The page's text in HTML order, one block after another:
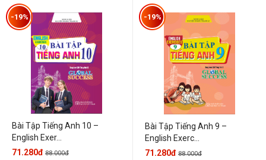
Bài Tập Tiếng Anh 10 –
English Exer...
-19%
71.280đ 88.000đ
Bài Tập Tiếng Anh 9 –
English Exerc...
-19%
71.280đ 88.000đ